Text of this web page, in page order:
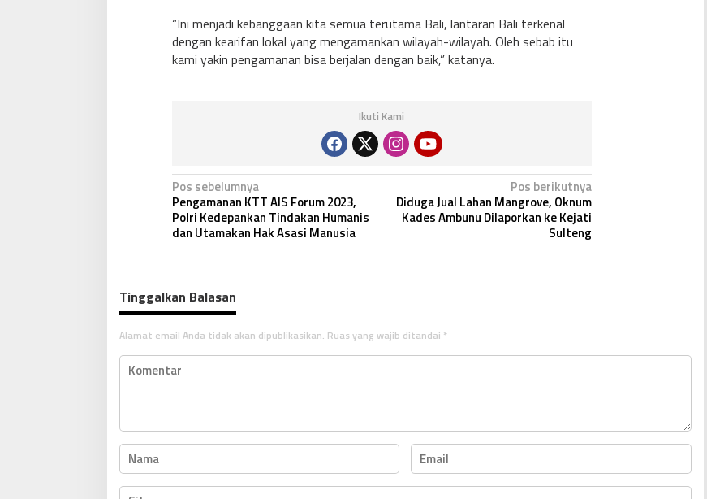
“Ini menjadi kebanggaan kita semua terutama Bali, lantaran Bali terkenal
dengan kearifan lokal yang mengamankan wilayah-wilayah. Oleh sebab itu
kami yakin pengamanan bisa berjalan dengan baik,” katanya.
Ikuti Kami
N
a
v
a
s
i
p
Pos sebelumnya
Pengamanan KTT AIS Forum 2023,
Polri Kedepankan Tindakan Humanis
dan Utamakan Hak Asasi Manusia
Pos berikutnya
Diduga Jual Lahan Mangrove, Oknum
Kades Ambunu Dilaporkan ke Kejati
Sulteng
Tinggalkan Balasan
Alamat email Anda tidak akan dipublikasikan. Ruas yang wajib ditandai *